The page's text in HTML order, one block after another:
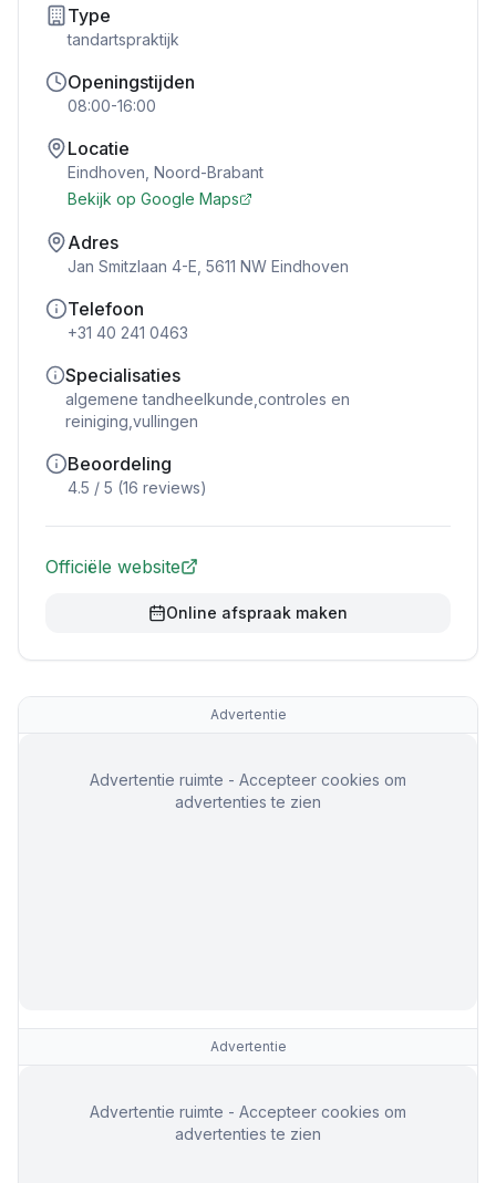
Type
tandartspraktijk
Openingstijden
08:00-16:00
Locatie
Eindhoven Noord-Brabant
Bekijk op Google Maps
Adres
Jan Smitzlaan 4-E, 5611 NW Eindhoven
Telefoon
+31 40 241 0463
Specialisaties
algemene tandheelkunde,controles en
reiniging,vullingen
Beoordeling
4.5 / 5 (16 reviews)
Officiële website
Online afspraak maken
Advertentie
Advertentie ruimte - Accepteer cookies om
advertenties te zien
Advertentie
Advertentie ruimte - Accepteer cookies om
advertenties te zien